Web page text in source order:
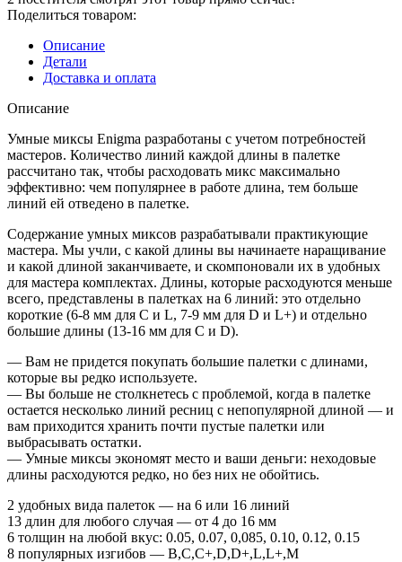
MIX
6
линий
Поделиться товаром:
Описание
Детали
Доставка и оплата
Описание
Умные миксы Enigma разработаны с учетом потребностей
мастеров. Количество линий каждой длины в палетке
рассчитано так, чтобы расходовать микс максимально
эффективно: чем популярнее в работе длина, тем больше
линий ей отведено в палетке.
Содержание умных миксов разрабатывали практикующие
мастера. Мы учли, с какой длины вы начинаете наращивание
и какой длиной заканчиваете, и скомпоновали их в удобных
для мастера комплектах. Длины, которые расходуются меньше
всего, представлены в палетках на 6 линий: это отдельно
короткие (6-8 мм для С и L, 7-9 мм для D и L+) и отдельно
большие длины (13-16 мм для C и D).
— Вам не придется покупать большие палетки с длинами,
которые вы редко используете.
— Вы больше не столкнетесь с проблемой, когда в палетке
остается несколько линий ресниц с непопулярной длиной — и
вам приходится хранить почти пустые палетки или
выбрасывать остатки.
— Умные миксы экономят место и ваши деньги: неходовые
длины расходуются редко, но без них не обойтись.
2 удобных вида палеток — на 6 или 16 линий
13 длин для любого случая — от 4 до 16 мм
6 толщин на любой вкус: 0.05, 0.07, 0,085, 0.10, 0.12, 0.15
8 популярных изгибов — B,С,С+,D,D+,L,L+,M